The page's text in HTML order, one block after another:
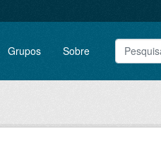
Grupos Sobre